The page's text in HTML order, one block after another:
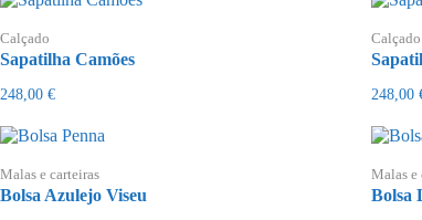
175,00 €
170,00 €
Calçado
Sapatilha Camões
248,00 €
Calçado
248,00
Malas e carteiras
Bolsa Azulejo Viseu
Malas e
Bolsa